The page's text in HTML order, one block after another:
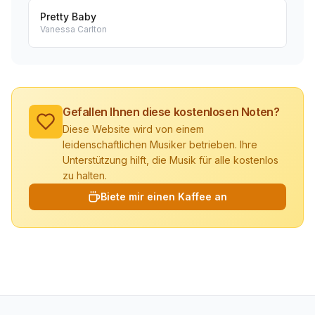
Pretty Baby
Vanessa Carlton
Gefallen Ihnen diese kostenlosen Noten?
Diese Website wird von einem
leidenschaftlichen Musiker betrieben. Ihre
Unterstützung hilft, die Musik für alle kostenlos
zu halten.
Biete mir einen Kaffee an